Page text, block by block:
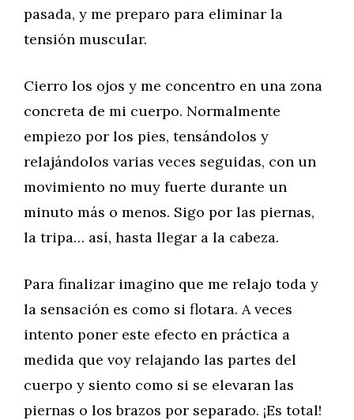
pasada, y me preparo para eliminar la
tensión muscular.
Cierro los ojos y me concentro en una zona
concreta de mi cuerpo. Normalmente
empiezo por los pies, tensándolos y
relajándolos varias veces seguidas, con un
movimiento no muy fuerte durante un
minuto más o menos. Sigo por las piernas,
la tripa… así, hasta llegar a la cabeza.
Para finalizar imagino que me relajo toda y
la sensación es como si flotara. A veces
intento poner este efecto en práctica a
medida que voy relajando las partes del
cuerpo y siento como si se elevaran las
piernas o los brazos por separado. ¡Es total!